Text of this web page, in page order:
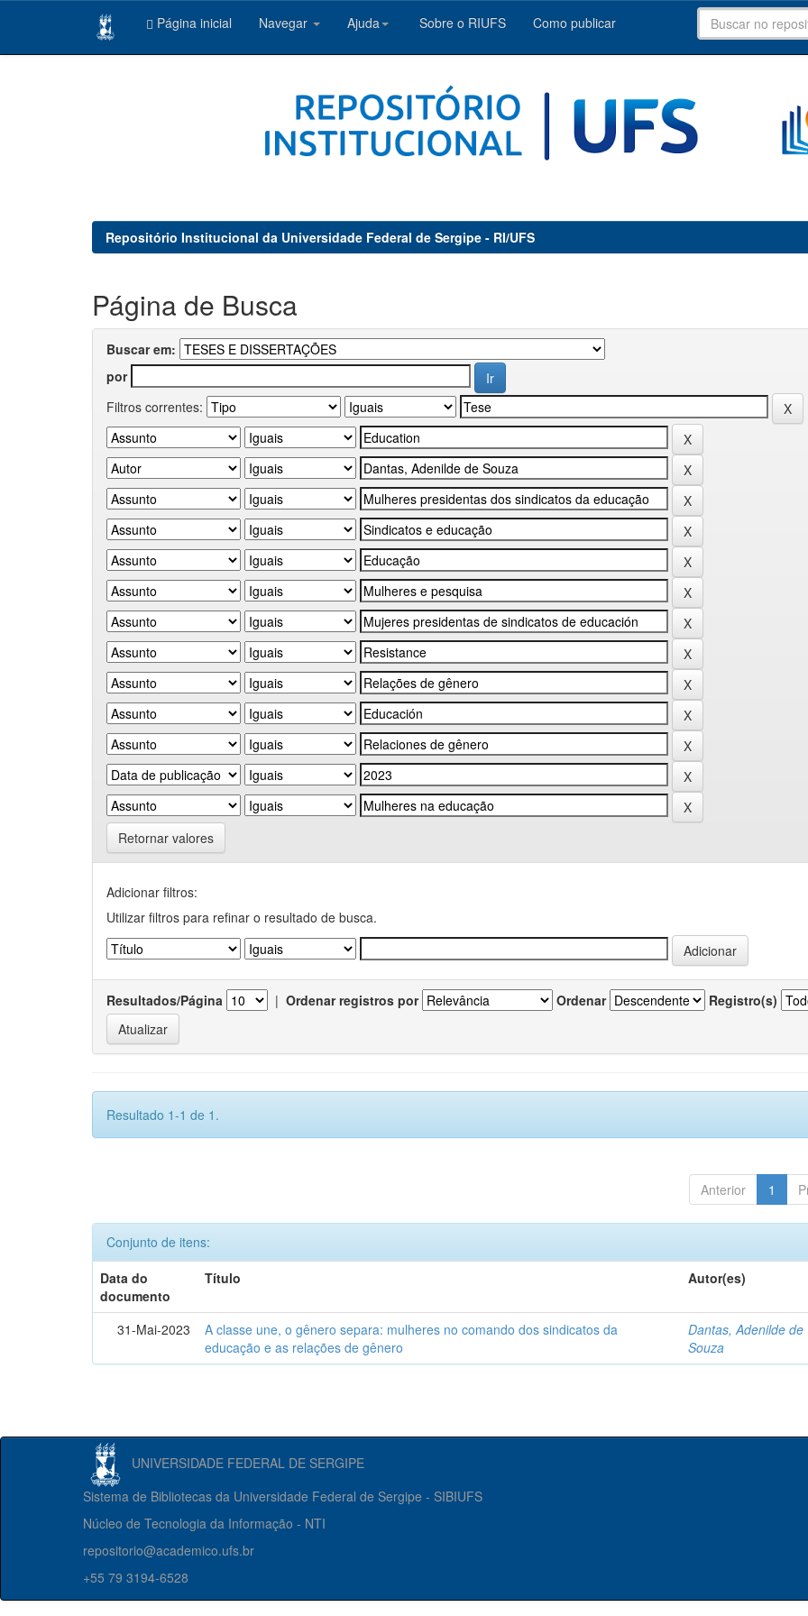
Página inicial Navegar Ajuda Sobre o RIUFS Como publicar
Repositório Institucional da Universidade Federal de Sergipe - RI/UFS
Página de Busca
Buscar em:
por
Filtros correntes:
Retornar valores
Adicionar filtros:
Utilizar filtros para refinar o resultado de busca.
Resultados/Página | Ordenar registros por Ordenar Registro(s)
Resultado 1-1 de 1.
Anterior 1
Conjunto de itens:
Data do
documento
Título Autor(es)
31-Mai-2023
A classe une, o gênero separa: mulheres no comando dos sindicatos da
educação e as relações de gênero
Dantas, Adenilde de
Souza
UNIVERSIDADE FEDERAL DE SERGIPE
Sistema de Bibliotecas da Universidade Federal de Sergipe - SIBIUFS
Núcleo de Tecnologia da Informação - NTI
repositorio@academico.ufs.br
+55 79 3194-6528